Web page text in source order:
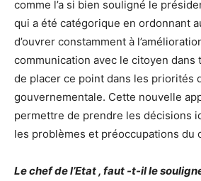
comme l’a si bien souligné le
qui a été catégorique en ordonnant
d’ouvrer constamment à
communication avec le citoyen dans
de placer ce point dans les priorités
gouvernementale. Cette nouvelle
permettre de prendre les décisions
les problèmes et préoccupations du
Le chef de l’Etat , faut -t-il le